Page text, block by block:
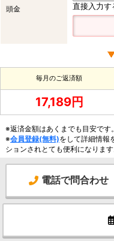
頭金 直接入力す
毎月のご返済額
17,189円
※返済金額はあくまでも目安です。
※会員登録(無料)をして詳細情報
ションされとても便利になります
電話で問合わせ